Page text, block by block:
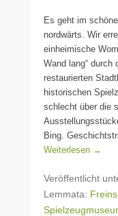
Es geht im
nordwärts. Wir
einheimische
Wand lang“ durch
restaurierten
historischen
schlecht über die
Bing.
Weiterlesen →
Veröffentlicht
Lemmata: